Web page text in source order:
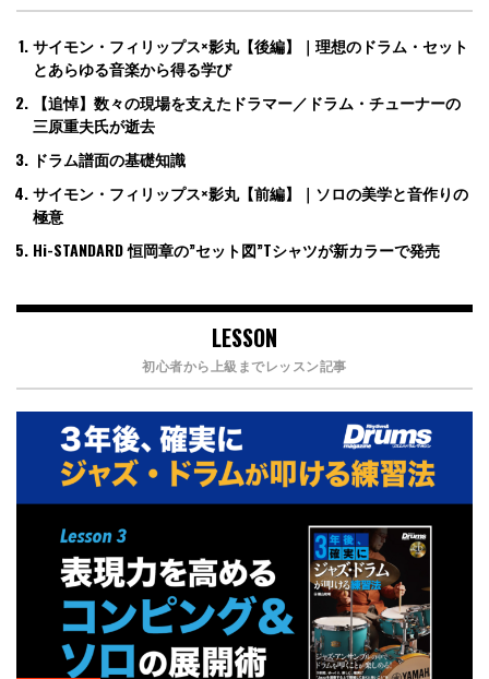
サイモン・フィリップス×影丸【後編】｜理想のドラム・セット
とあらゆる音楽から得る学び
【追悼】数々の現場を支えたドラマー／ドラム・チューナーの
三原重夫氏が逝去
ドラム譜面の基礎知識
サイモン・フィリップス×影丸【前編】｜ソロの美学と音作りの
極意
Hi-STANDARD 恒岡章の”セット図”Tシャツが新カラーで発売
LESSON
初心者から上級までレッスン記事